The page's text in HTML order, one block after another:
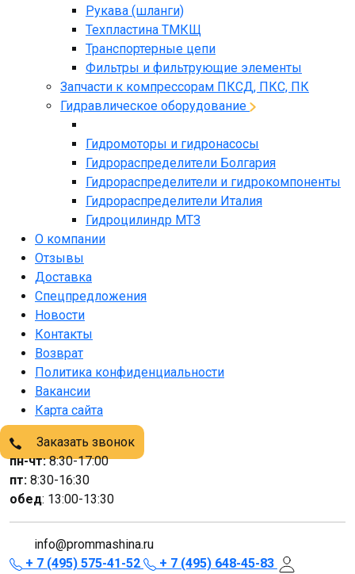
Рукава (шланги)
Техпластина ТМКЩ
Транспортерные цепи
Фильтры и фильтрующие элементы
Запчасти к компрессорам ПКСД, ПКС, ПК
Гидравлическое оборудование
Гидромоторы и гидронасосы
Гидрораспределители Болгария
Гидрораспределители и гидрокомпоненты
Гидрораспределители Италия
Гидроцилиндр МТЗ
О компании
Отзывы
Доставка
Спецпредложения
Новости
Контакты
Возврат
Политика конфиденциальности
Вакансии
Карта сайта
Заказать звонок
пн-чт:8:30-17:00
пт: 8:30-16:30
обед: 13:00-13:30
info@prommashina.ru
+ 7 (495) 575-41-52
+ 7 (495) 648-45-83